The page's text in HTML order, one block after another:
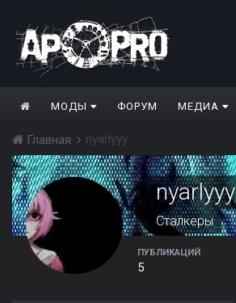
МОДЫ ФОРУМ МЕДИА
Главная nyarlyyy
nyarlyyy
Сталкеры
ПУБЛИКАЦИЙ
5